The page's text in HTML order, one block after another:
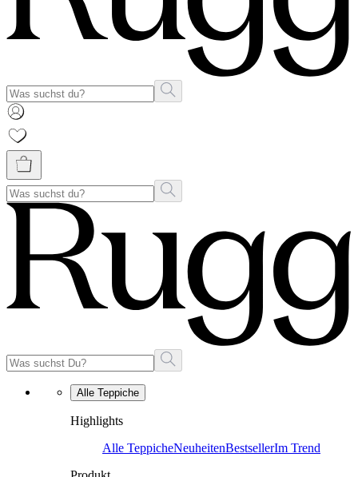
Alle Teppiche
Highlights
Alle TeppicheNeuheitenBestsellerIm Trend